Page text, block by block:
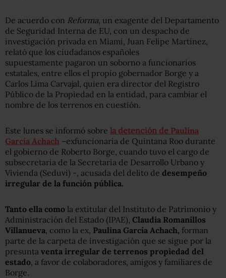
De acuerdo con Reforma , un exagente del Departamento
de Seguridad Interna de EU, con un despacho de
investigación privada en Miami, Juan Felipe Martínez,
relató que los ciudadanos españoles
supuestamente pagaron un soborno a funcionarios
estatales, entre ellos el propio gobernador Borge y a
Carlos Lima Carvajal, quien era director del Registro
Público de la Propiedad en la entidad, para cambiar el
nombre de los terrenos en cuestión.
Este lunes se informó sobre la detención de Paulina
García Achach –exfuncionaria de Quintana Roo durante
el gobierno de Roberto Borge, cuando tuvo el cargo de
subsecretaria de la Secretaría de Desarrollo Urbano y
Vivienda (Seduvi) -, acusada del delito de desempeño
irregular de la función pública.
Tanto ella como la extitular del Instituto de Patrimonio y
Administración del Estado (IPAE), Claudia Romanillos
Villanueva , como la ex, Paulina García Achach, forman
parte de la carpeta de investigación que se sigue por la
presunta venta irregular de terrenos propiedad del
estado , a favor de colaboradores, amigos y familiares de
Borge.